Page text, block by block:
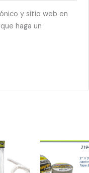
y sitio web en
haga un
21943
-
TAPE